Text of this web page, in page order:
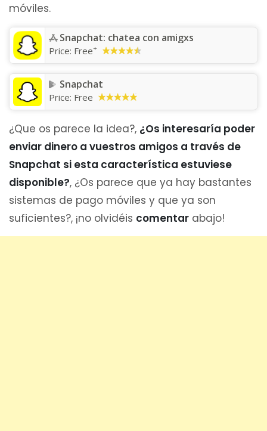
móviles.
Snapchat: chatea con amigxs
Price: Free+
Snapchat
Price: Free
¿Que os parece la idea?, ¿Os interesaría poder
enviar dinero a vuestros amigos a través de
Snapchat si esta característica estuviese
disponible?, ¿Os parece que ya hay bastantes
sistemas de pago móviles y que ya son
suficientes?, ¡no olvidéis comentar abajo!